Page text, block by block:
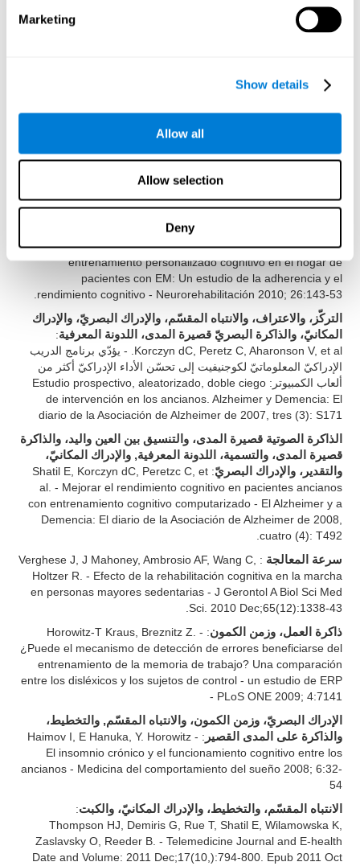
Marketing
Show details
Allow all
Allow selection
Deny
والمراجعة البصريّة، والتسمية
entrenamiento cognitivo y la actividad física combinados
mejoran las capacidades cognitivas más que cada uno por
10.3389/fnagi.2013.00008
Birnboim S, N. Giladi - Basado en un Programa Informático,
Entrenamiento Cognitivo Personalizado versus Juegos de
Ordenador Clásicos: Un Estudio Aleatorizado, Doble Ciego,
2011; 36:91-9.
الذاكرة على المدى القصير، والذاكرة البصريّة، وذاكرة العمل
Shatil E, A Metzer, Horvitz O, Miller R. - Basado en el
entrenamiento personalizado cognitivo en el hogar de
pacientes con EM: Un estudio de la adherencia y el
rendimiento cognitivo - Neurorehabilitación 2010; 26:143-53.
التركّز، والاعتراف، والانتباه المقسّم، والإدراك البصريّ، والإدراك
المكانيّ، والذاكرة البصريّ قصيرة المدى، اللدونة المعرفية:
Korczyn dC, Peretz C, Aharonson V, et al. - يؤدّي برنامج الدريب
الإدراكيّ المعلوماتيّ لكوجنيفيت إلى تحسّن الأداء الإدراكيّ أكثر من
ألعاب الكمبيوتر: Estudio prospectivo, aleatorizado, doble ciego
de intervención en los ancianos. Alzheimer y Demencia: El
diario de la Asociación de Alzheimer de 2007, tres (3): S171
الذاكرة الصوتية قصيرة المدى، والتنسيق بين العين واليد، والذاكرة
قصيرة المدى، والتسمية، اللدونة المعرفية, والإدراك المكانيّ،
والتقدير، والإدراك البصريّ : Shatil E, Korczyn dC, Peretzc C, et
al. - Mejorar el rendimiento cognitivo en pacientes ancianos
con entrenamiento cognitivo computarizado - El Alzheimer y a
Demencia: El diario de la Asociación de Alzheimer de 2008,
cuatro (4): T492.
سرعة المعالجة
: Verghese J, J Mahoney, Ambrosio AF, Wang C,
Holtzer R. - Efecto de la rehabilitación cognitiva en la marcha
en personas mayores sedentarias - J Gerontol A Biol Sci Med
Sci. 2010 Dec;65(12):1338-43.
ذاكرة العمل، وزمن الكمون
: Horowitz-T Kraus, Breznitz Z. -
¿Puede el mecanismo de detección de errores beneficiarse del
entrenamiento de la memoria de trabajo? Una comparación
entre los disléxicos y los sujetos de control - un estudio de ERP
- PLoS ONE 2009; 4:7141
الإدراك البصريّ، وزمن الكمون، والانتباه المقسّم, والتخطيط،
والذاكرة على المدى القصير
: Haimov I, E Hanuka, Y. Horowitz -
El insomnio crónico y el funcionamiento cognitivo entre los
ancianos - Medicina del comportamiento del sueño 2008; 6:32-
54
الانتباه المقسّم، والتخطيط، والإدراك المكانيّ، والكبت:
Thompson HJ, Demiris G, Rue T, Shatil E, Wilamowska K,
Zaslavsky O, Reeder B. - Telemedicine Journal and E-health
Date and Volume: 2011 Dec;17(10,):794-800. Epub 2011 Oct